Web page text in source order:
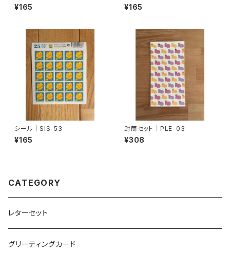
¥165 ¥165
シール｜SIS-53
¥165
封筒セット｜PLE-03
¥308
CATEGORY
レターセット
グリーティングカード